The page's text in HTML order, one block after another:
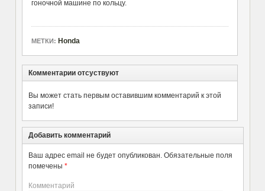
гоночной машине по кольцу.
МЕТКИ: Honda
Комментарии отсуствуют
Вы может стать первым оставившим комментарий к этой
записи!
Добавить комментарий
Ваш адрес email не будет опубликован. Обязательные поля
помечены *
Комментарий